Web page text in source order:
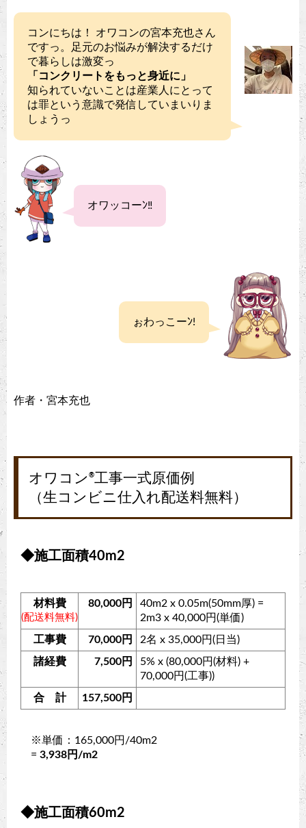
コンにちは！ オワコンの宮本充也さん
ですっ。足元のお悩みが解決するだけ
で暮らしは激変っ
「コンクリートをもっと身近に」
知られていないことは産業人にとって
は罪という意識で発信していまいりま
しょうっ
オワッコーﾝ‼
ぉわっこーﾝ!
作者・宮本充也
オワコン ®工事一式原価例
（生コンビニ仕入れ配送料無料）
◆施工面積40m2
材料費
(配送料無料)
80,000円
40m2 x 0.05m(50mm厚) =
2m3 x 40,000円(単価)
工事費
70,000円
2名 x 35,000円(日当)
諸経費
7,500円
5% x (80,000円(材料) +
70,000円(工事))
合 計
157,500円
※単価：165,000円/40m2
= 3,938円/m2
◆施工面積60m2